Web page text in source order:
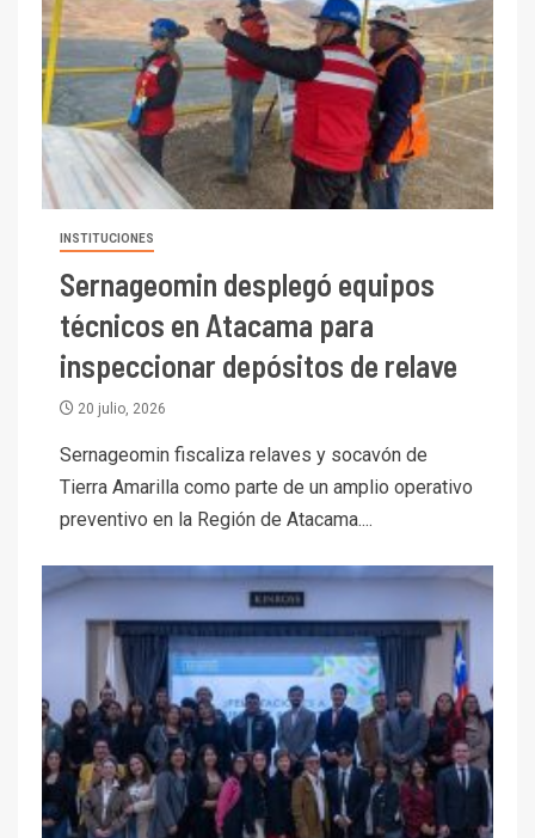
INSTITUCIONES
Sernageomin desplegó equipos
técnicos en Atacama para
inspeccionar depósitos de relave
20 julio, 2026
Sernageomin fiscaliza relaves y socavón de
Tierra Amarilla como parte de un amplio operativo
preventivo en la Región de Atacama....